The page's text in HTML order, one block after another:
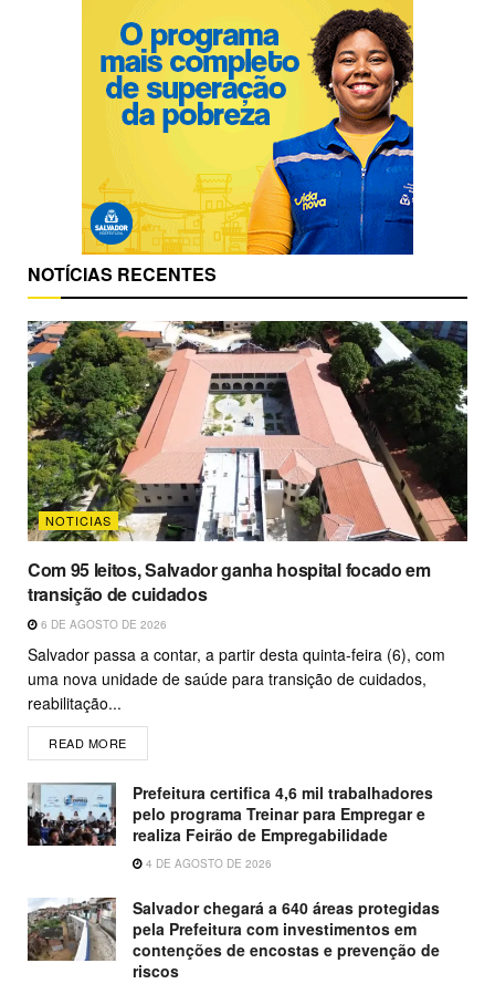
NOTÍCIAS RECENTES
NOTICIAS
Com 95 leitos, Salvador ganha hospital focado em
transição de cuidados
6 DE AGOSTO DE 2026
Salvador passa a contar, a partir desta quinta-feira (6), com
uma nova unidade de saúde para transição de cuidados,
reabilitação...
READ MORE
Prefeitura certifica 4,6 mil trabalhadores
pelo programa Treinar para Empregar e
realiza Feirão de Empregabilidade
4 DE AGOSTO DE 2026
Salvador chegará a 640 áreas protegidas
pela Prefeitura com investimentos em
contenções de encostas e prevenção de
riscos